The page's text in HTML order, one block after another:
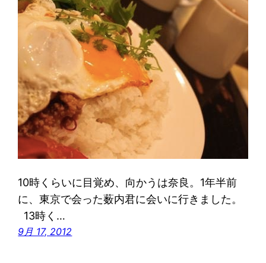
10時くらいに目覚め、向かうは奈良。1年半前
に、東京で会った薮内君に会いに行きました。
13時く…
9月 17, 2012